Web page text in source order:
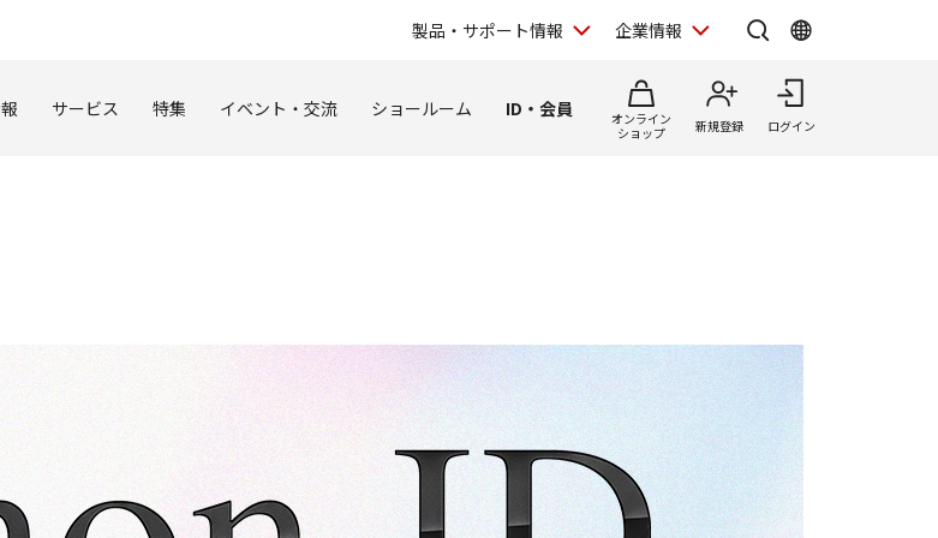
製品・サポート情報 企業情報
サービス 特集 イベント・交流 ショールーム ID・会員
オンライン
ショップ
新規登録 ログイン